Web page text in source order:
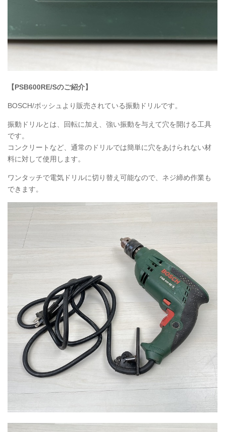
【PSB600RE/Sのご紹介】
BOSCH/ボッシュより販売されている振動ドリルです。
振動ドリルとは、回転に加え、強い振動を与えて穴を開ける工具
です。
コンクリートなど、通常のドリルでは簡単に穴をあけられない材
料に対して使用します。
ワンタッチで電気ドリルに切り替え可能なので、 ネジ締め作業も
できます。